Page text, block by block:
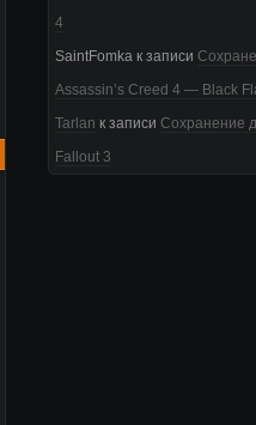
4
SaintFomka к записи
Assassin’s Creed 4 — Black
Tarlan к записи Сохранение
Fallout 3